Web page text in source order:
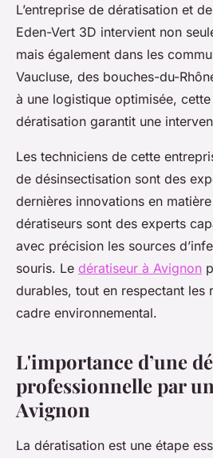
L’entreprise de dératisation et
Eden-Vert 3D intervient non
mais également dans les
Vaucluse, des bouches-du-
à une logistique optimisée,
dératisation garantit une
Les techniciens de cette
de désinsectisation sont des
dernières innovations en
dératiseurs sont des experts
avec précision les sources
souris. Le dératiseur à Avignon
durables, tout en respectant les
cadre environnemental.
L'importance d’une
professionnelle par
Avignon
La dératisation est une étape